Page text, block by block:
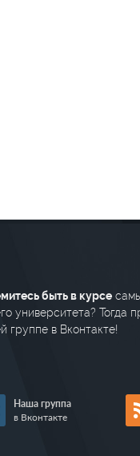
быть в курсе
университета? Тогда
группе в Вконтакте!
Наша группа
в Вконтакте